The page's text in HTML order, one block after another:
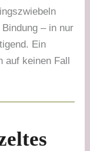
– in nur
Ein
auf keinen Fall